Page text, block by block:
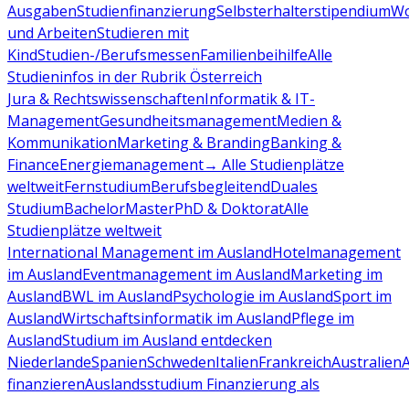
AusgabenStudienfinanzierungSelbsterhalterstipendium
und ArbeitenStudieren mit
KindStudien-/BerufsmessenFamilienbeihilfeAlle
Studieninfos in der Rubrik Österreich
Jura & RechtswissenschaftenInformatik & IT-
ManagementGesundheitsmanagementMedien &
KommunikationMarketing & BrandingBanking &
FinanceEnergiemanagement→ Alle Studienplätze
weltweitFernstudiumBerufsbegleitendDuales
StudiumBachelorMasterPhD & DoktoratAlle
Studienplätze weltweit
International Management im AuslandHotelmanagement
im AuslandEventmanagement im AuslandMarketing im
AuslandBWL im AuslandPsychologie im AuslandSport im
AuslandWirtschaftsinformatik im AuslandPflege im
AuslandStudium im Ausland entdecken
NiederlandeSpanienSchwedenItalienFrankreichAustralien
finanzierenAuslandsstudium Finanzierung als